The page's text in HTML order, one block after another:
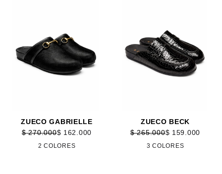
ZUECO GABRIELLE
$ 162.000
$270.000
2 COLORES
ZUECO BECK
$ 159.000
$265.000
3 COLORES